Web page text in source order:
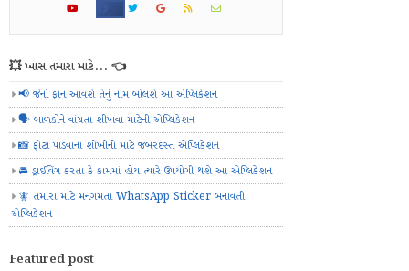
💥 ખાસ તમારા માટે... 👈
📢 જેનો ફોન આવશે તેનું નામ બોલશે આ એપ્લિકેશન
🗣️ બાળકોને વાંચતા શીખવા માટેની એપ્લિકેશન
📸 ફોટા પાડવાના શોખીનો માટે જબરદસ્ત એપ્લિકેશન
🚘 ડ્રાઈવિંગ કરતા કે કામમાં હોય ત્યારે ઉપયોગી થશે આ એપ્લિકેશન
🧚 તમારા માટે મનગમતા WhatsApp Sticker બનાવતી
એપ્લિકેશન
Featured post